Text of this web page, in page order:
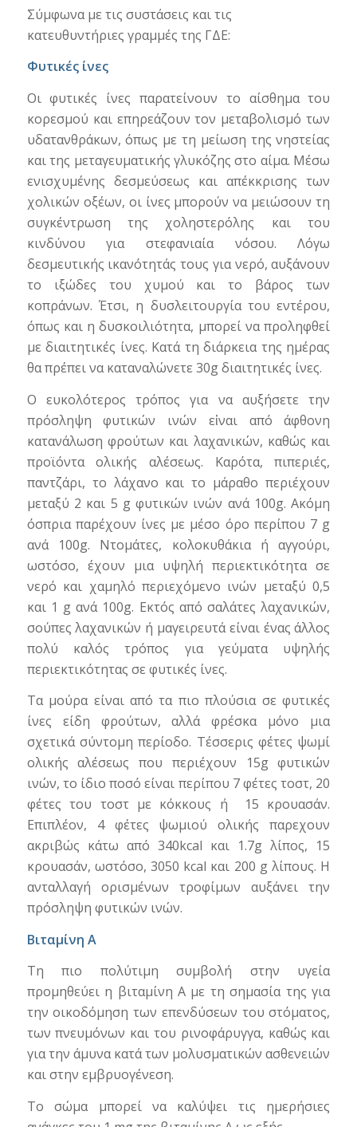
Σύμφωνα με τις συστάσεις και τις
κατευθυντήριες γραμμές της ΓΔΕ:
Φυτικές ίνες
Οι φυτικές ίνες παρατείνουν το αίσθημα του
κορεσμού και επηρεάζουν τον μεταβολισμό των
υδατανθράκων, όπως με τη μείωση της νηστείας
και της μεταγευματικής γλυκόζης στο αίμα. Μέσω
ενισχυμένης δεσμεύσεως και απέκκρισης των
χολικών οξέων, οι ίνες μπορούν να μειώσουν τη
συγκέντρωση της χοληστερόλης και του
κινδύνου για στεφανιαία νόσου. Λόγω
δεσμευτικής ικανότητάς τους για νερό, αυξάνουν
το ιξώδες του χυμού και το βάρος των
κοπράνων. Έτσι, η δυσλειτουργία του εντέρου,
όπως και η δυσκοιλιότητα, μπορεί να προληφθεί
με διαιτητικές ίνες. Κατά τη διάρκεια της ημέρας
θα πρέπει να καταναλώνετε 30g διαιτητικές ίνες.
Ο ευκολότερος τρόπος για να αυξήσετε την
πρόσληψη φυτικών ινών εἰναι από άφθονη
κατανάλωση φρούτων και λαχανικών, καθώς και
προϊόντα ολικής αλέσεως. Καρότα, πιπεριές,
παντζάρι, το λάχανο και το μάραθο περιέχουν
μεταξύ 2 και 5 g φυτικών ινών ανά 100g. Ακόμη
όσπρια παρέχουν ίνες με μέσο όρο περίπου 7 g
ανά 100g. Ντομάτες, κολοκυθάκια ή αγγούρι,
ωστόσο, έχουν μια υψηλή περιεκτικότητα σε
νερό και χαμηλό περιεχόμενο ινών μεταξύ 0,5
και 1 g ανά 100g. Εκτός από σαλάτες λαχανικών,
σούπες λαχανικών ή μαγειρευτά είναι ένας άλλος
πολύ καλός τρόπος για γεύματα υψηλής
περιεκτικότητας σε φυτικές ίνες.
Τα μούρα είναι από τα πιο πλούσια σε φυτικές
ίνες είδη φρούτων, αλλά φρέσκα μόνο μια
σχετικά σύντομη περίοδο. Τέσσερις φέτες ψωμί
ολικής αλέσεως που περιέχουν 15g φυτικών
ινών, το ίδιο ποσό είναι περίπου 7 φέτες τοστ, 20
φέτες του τοστ με κόκκους ή 15 κρουασάν.
Επιπλέον, 4 φέτες ψωμιού ολικής παρεχουν
ακριβώς κάτω από 340kcal και 1.7g λίπος, 15
κρουασάν, ωστόσο, 3050 kcal και 200 g λίπους. Η
ανταλλαγή ορισμένων τροφίμων αυξάνει την
πρόσληψη φυτικών ινών.
Βιταμίνη Α
Τη πιο πολύτιμη συμβολή στην υγεία
προμηθεύει η βιταμίνη Α με τη σημασία της για
την οικοδόμηση των επενδύσεων του στόματος,
των πνευμόνων και του ρινοφάρυγγα, καθώς και
για την άμυνα κατά των μολυσματικών ασθενειών
και στην εμβρυογένεση.
Το σώμα μπορεί να καλύψει τις ημερήσιες